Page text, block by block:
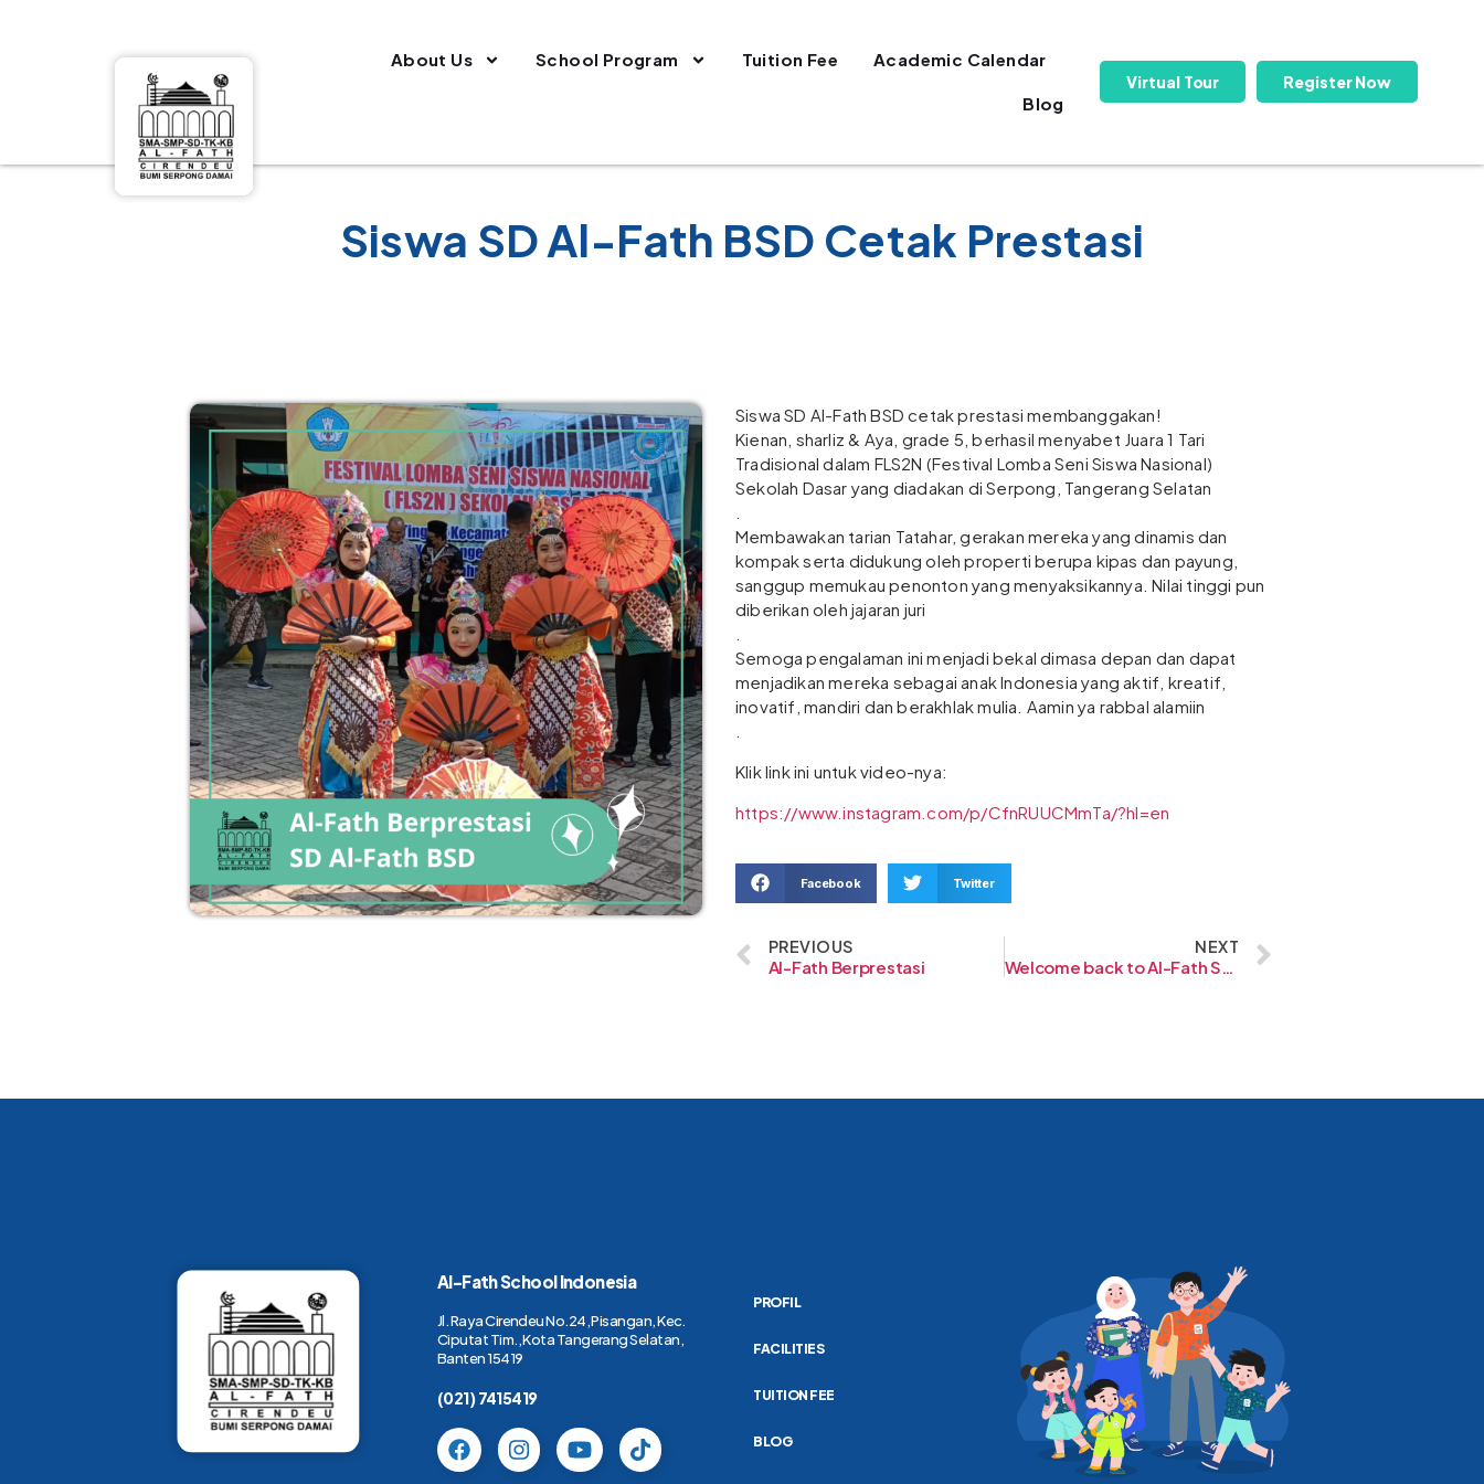
About Us School Program Tuition Fee Academic Calendar
Blog
Virtual Tour Register Now
Siswa SD Al-Fath BSD Cetak Prestasi
Siswa SD Al-Fath BSD cetak prestasi membanggakan!
Kienan, sharliz & Aya, grade 5, berhasil menyabet Juara 1 Tari
Tradisional dalam FLS2N (Festival Lomba Seni Siswa Nasional)
Sekolah Dasar yang diadakan di Serpong, Tangerang Selatan
Membawakan tarian Tatahar, gerakan mereka yang dinamis dan
kompak serta didukung oleh properti berupa kipas dan payung,
sanggup memukau penonton yang menyaksikannya. Nilai tinggi pun
diberikan oleh jajaran juri
Semoga pengalaman ini menjadi bekal dimasa depan dan dapat
menjadikan mereka sebagai anak Indonesia yang aktif, kreatif,
inovatif, mandiri dan berakhlak mulia. Aamin ya rabbal alamiin
Klik link ini untuk video-nya:
https://www.instagram.com/p/CfnRUUCMmTa/?hl=en
Facebook Twitter
PREVIOUS
Al-Fath Berprestasi
NEXT
Al-Fath School Indonesia
Jl. Raya Cirendeu No.24, Pisangan, Kec.
Ciputat Tim., Kota Tangerang Selatan,
Banten 15419
(021) 7415419
PROFIL
FACILITIES
TUITION FEE
BLOG